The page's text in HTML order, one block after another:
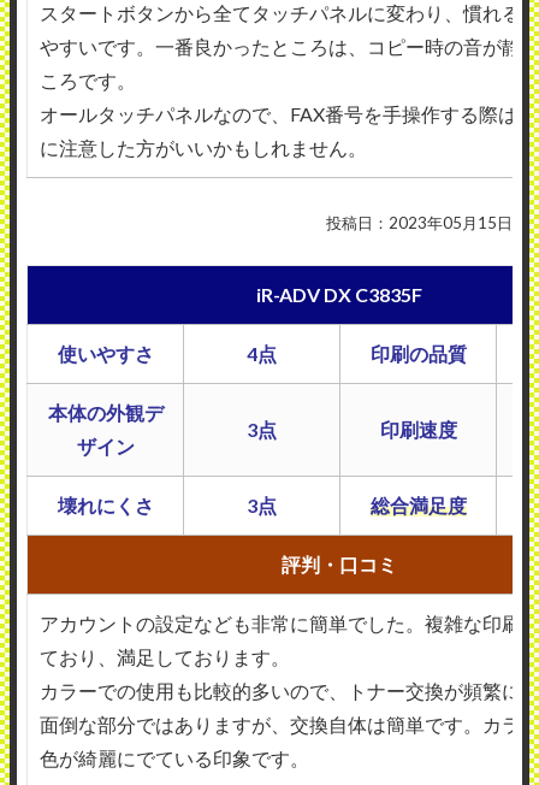
スタートボタンから全てタッチパネルに変わり、慣れる
やすいです。一番良かったところは、コピー時の音が静
ころです。
オールタッチパネルなので、FAX番号を手操作する際は
に注意した方がいいかもしれません。
投稿日：2023年05月15日
iR-ADV DX C3835F
使いやすさ 4点 印刷の品質
本体の外観デ
ザイン
3点 印刷速度
壊れにくさ 3点 総合満足度
評判・口コミ
アカウントの設定なども非常に簡単でした。複雑な印刷
ており、満足しております。
カラーでの使用も比較的多いので、トナー交換が頻繁に
面倒な部分ではありますが、交換自体は簡単です。カラ
色が綺麗にでている印象です。